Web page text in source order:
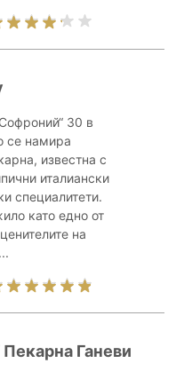
30 в
се намира
известна с
италиански
специалитети.
като едно от
на
Ганеви